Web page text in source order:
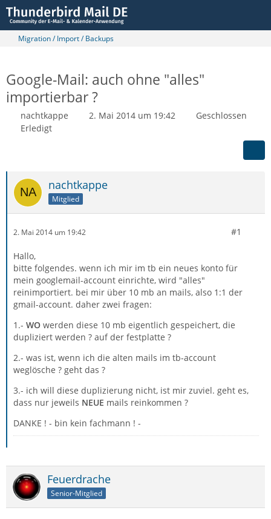
Migration / Import / Backups
Google-Mail: auch ohne "alles"
importierbar ?
nachtkappe 2. Mai 2014 um 19:42
Geschlossen
Erledigt
nachtkappe
Mitglied
2. Mai 2014 um 19:42 #1
Hallo,
bitte folgendes. wenn ich mir im tb ein neues konto für
mein googlemail-account einrichte, wird "alles"
reinimportiert. bei mir über 10 mb an mails, also 1:1 der
gmail-account. daher zwei fragen:
1.- WO werden diese 10 mb eigentlich gespeichert, die
dupliziert werden ? auf der festplatte ?
2.- was ist, wenn ich die alten mails im tb-account
weglösche ? geht das ?
3.- ich will diese duplizierung nicht, ist mir zuviel. geht es,
dass nur jeweils NEUE mails reinkommen ?
DANKE ! - bin kein fachmann ! -
Feuerdrache
Senior-Mitglied